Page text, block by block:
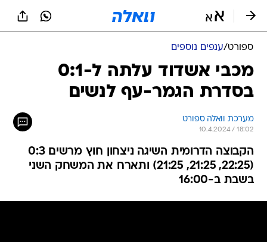
ספורט/ענפים נוספים
מכבי אשדוד עלתה ל-0:1
בסדרת הגמר-עף לנשים
מערכת וואלה ספורט
10.4.2024 / 18:02
הקבוצה הדרומית השיגה ניצחון חוץ מרשים 0:3
(22:25, 21:25, 21:25) ותארח את המשחק השני
בשבת ב-16:00